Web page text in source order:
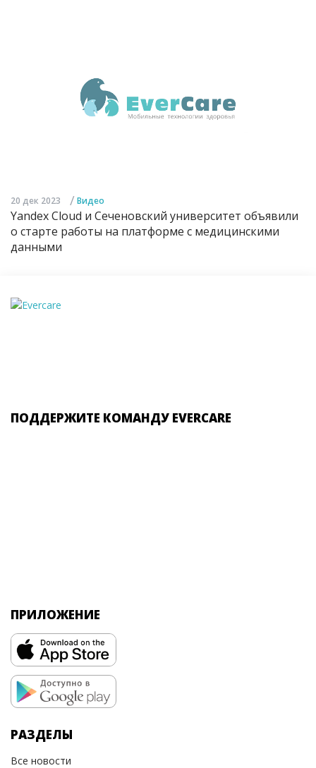
20 дек 2023 / Видео
Yandex Cloud и Сеченовский университет объявили
о старте работы на платформе с медицинскими
данными
ПОДДЕРЖИТЕ КОМАНДУ EVERCARE
ПРИЛОЖЕНИЕ
РАЗДЕЛЫ
Все новости